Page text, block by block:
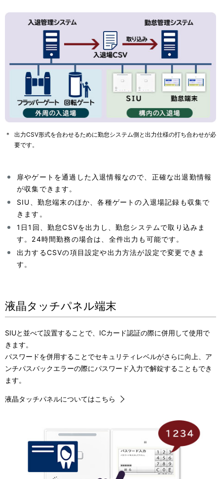
扉やゲートを通過した入退情報なので、正確な出退勤情報
が収集できます。
SIU、勤怠端末のほか、各種ゲートの入退場記録も収集で
きます。
1日1回、勤怠CSVを出力し、勤怠システムで取り込みま
す。24時間勤務の場合は、全件出力も可能です。
出力するCSVの項目設定や出力方法が設定で変更できま
す。
＊
出力CSV形式を合わせるために勤怠システム側と出力仕様の打ち合わせが必
要です。
液晶タッチパネル端末
SIUと並べて設置することで、ICカード認証の際に併用して使用で
きます。
パスワードを併用することでセキュリティレベルがさらに向上、ア
ンチパスバックエラーの際にパスワード入力で解錠することもでき
ます。
液晶タッチパネルについてはこちら